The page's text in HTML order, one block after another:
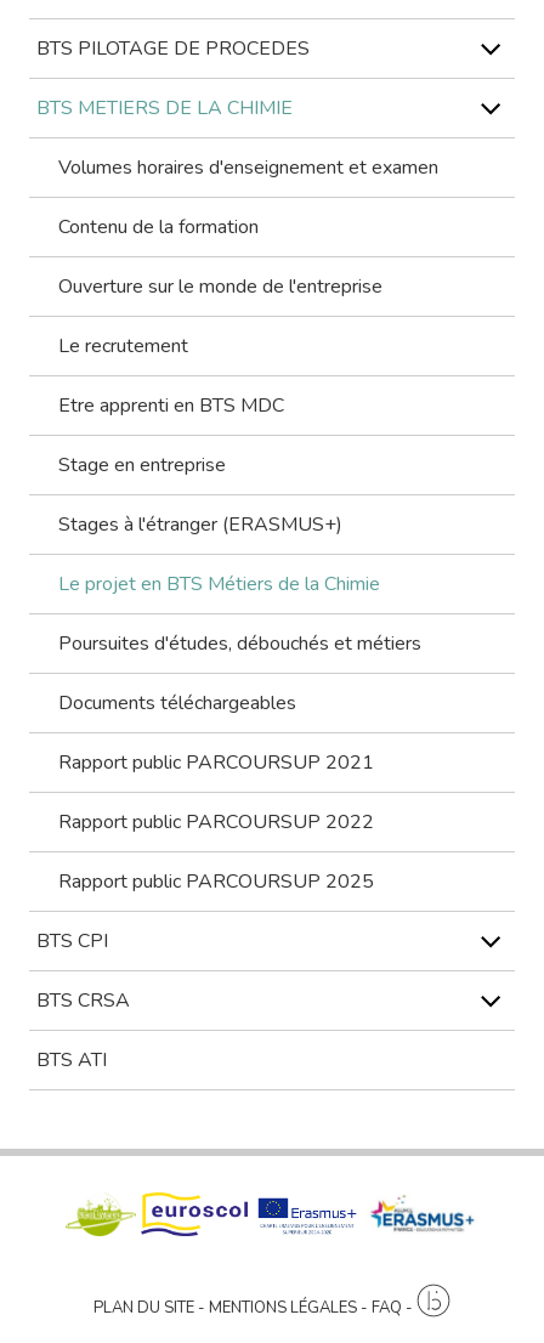
BTS PILOTAGE DE PROCEDES
BTS METIERS DE LA CHIMIE
Volumes horaires d'enseignement et examen
Contenu de la formation
Ouverture sur le monde de l'entreprise
Le recrutement
Etre apprenti en BTS MDC
Stage en entreprise
Stages à l'étranger (ERASMUS+)
Le projet en BTS Métiers de la Chimie
Poursuites d'études, débouchés et métiers
Documents téléchargeables
Rapport public PARCOURSUP 2021
Rapport public PARCOURSUP 2022
Rapport public PARCOURSUP 2025
BTS CPI
BTS CRSA
BTS ATI
PLAN DU SITE MENTIONS LÉGALES FAQ